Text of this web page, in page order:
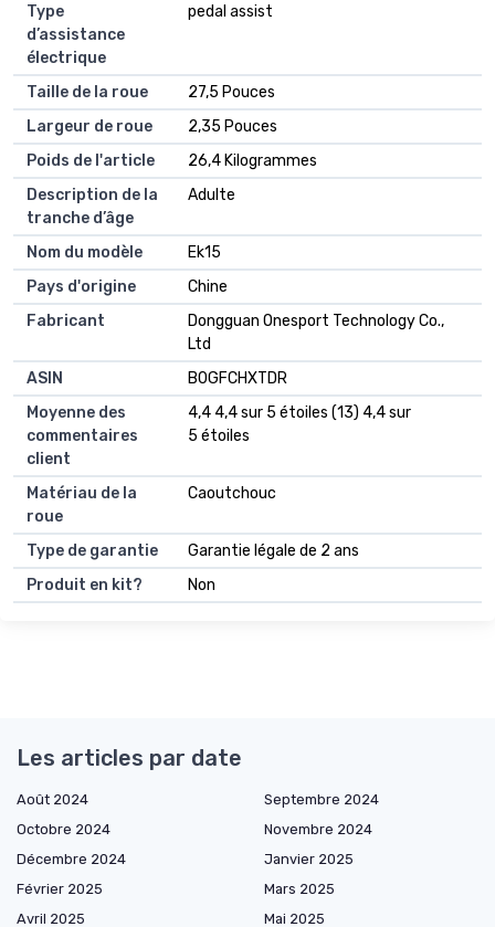
Type
d’assistance
électrique
pedal assist
Taille de la roue
27,5 Pouces
Largeur de roue
2,35 Pouces
Poids de l'article
26,4 Kilogrammes
Description de la
tranche d’âge
Adulte
Nom du modèle
Ek15
Pays d'origine
Chine
Fabricant
Dongguan Onesport Technology Co.,
Ltd
ASIN
B0GFCHXTDR
Moyenne des
commentaires
client
4,4 4,4 sur 5 étoiles (13) 4,4 sur
5 étoiles
Matériau de la
roue
Caoutchouc
Type de garantie
Garantie légale de 2 ans
Produit en kit?
Non
Les articles par date
Août 2024
Septembre 2024
Octobre 2024
Novembre 2024
Décembre 2024
Janvier 2025
Février 2025
Mars 2025
Avril 2025
Mai 2025